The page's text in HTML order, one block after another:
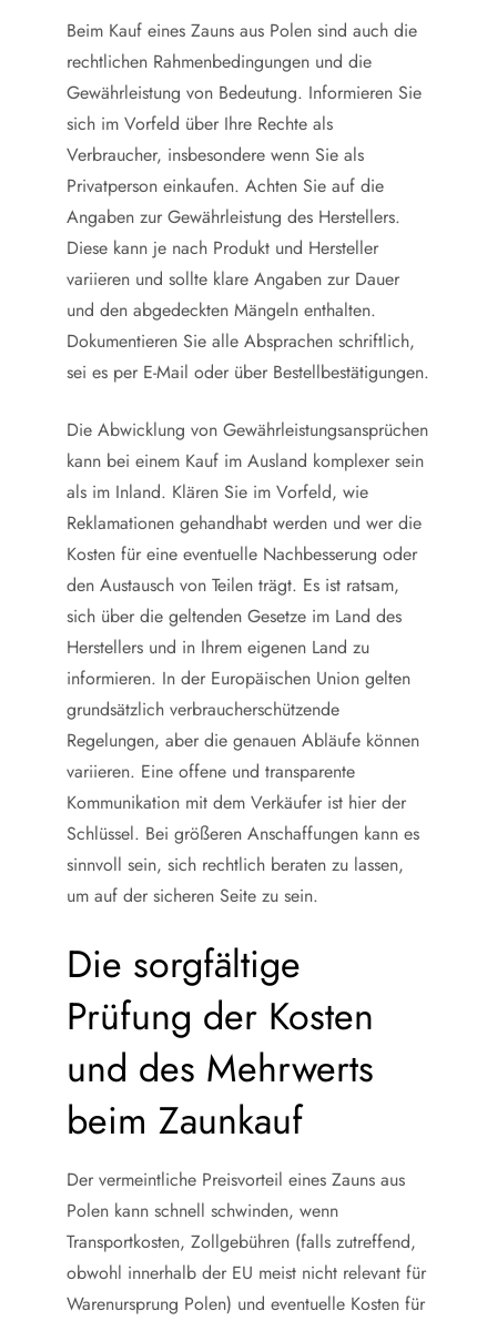
Beim Kauf eines Zauns aus Polen sind auch die
rechtlichen Rahmenbedingungen und die
Gewährleistung von Bedeutung. Informieren Sie
sich im Vorfeld über Ihre Rechte als
Verbraucher, insbesondere wenn Sie als
Privatperson einkaufen. Achten Sie auf die
Angaben zur Gewährleistung des Herstellers.
Diese kann je nach Produkt und Hersteller
variieren und sollte klare Angaben zur Dauer
und den abgedeckten Mängeln enthalten.
Dokumentieren Sie alle Absprachen schriftlich,
sei es per E-Mail oder über Bestellbestätigungen.
Die Abwicklung von Gewährleistungsansprüchen
kann bei einem Kauf im Ausland komplexer sein
als im Inland. Klären Sie im Vorfeld, wie
Reklamationen gehandhabt werden und wer die
Kosten für eine eventuelle Nachbesserung oder
den Austausch von Teilen trägt. Es ist ratsam,
sich über die geltenden Gesetze im Land des
Herstellers und in Ihrem eigenen Land zu
informieren. In der Europäischen Union gelten
grundsätzlich verbraucherschützende
Regelungen, aber die genauen Abläufe können
variieren. Eine offene und transparente
Kommunikation mit dem Verkäufer ist hier der
Schlüssel. Bei größeren Anschaffungen kann es
sinnvoll sein, sich rechtlich beraten zu lassen,
um auf der sicheren Seite zu sein.
Die sorgfältige
Prüfung der Kosten
und des Mehrwerts
beim Zaunkauf
Der vermeintliche Preisvorteil eines Zauns aus
Polen kann schnell schwinden, wenn
Transportkosten, Zollgebühren (falls zutreffend,
obwohl innerhalb der EU meist nicht relevant für
Warenursprung Polen) und eventuelle Kosten für